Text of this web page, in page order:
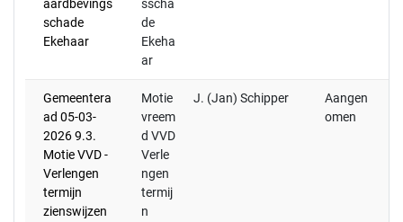
aardbevings
schade
Ekehaar
sscha
de
Ekeha
ar
Gemeentera
ad 05-03-
2026 9.3.
Motie VVD -
Verlengen
termijn
zienswijzen
Motie
vreem
d VVD
Verle
ngen
termij
n
J. (Jan) Schipper
Aangen
omen